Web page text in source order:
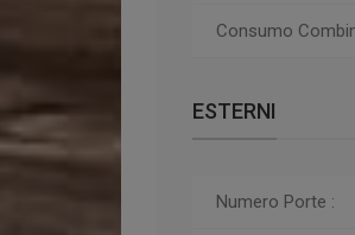
Consumo
ESTERNI
Numero Porte :